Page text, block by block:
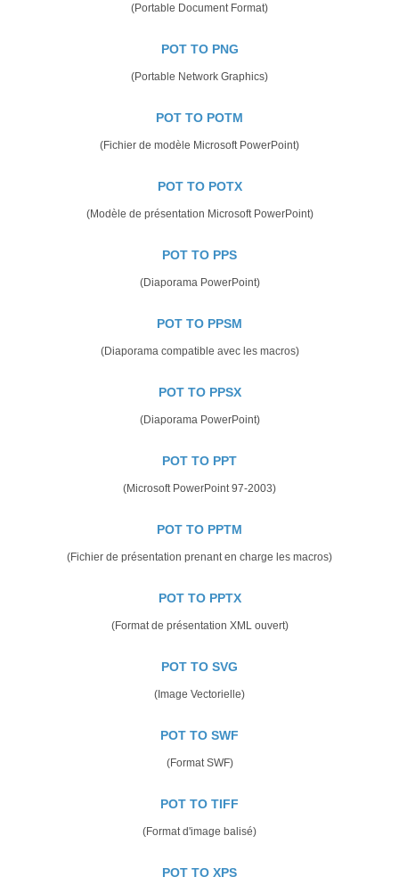
(Portable Document Format)
POT TO PNG
(Portable Network Graphics)
POT TO POTM
(Fichier de modèle Microsoft PowerPoint)
POT TO POTX
(Modèle de présentation Microsoft PowerPoint)
POT TO PPS
(Diaporama PowerPoint)
POT TO PPSM
(Diaporama compatible avec les macros)
POT TO PPSX
(Diaporama PowerPoint)
POT TO PPT
(Microsoft PowerPoint 97-2003)
POT TO PPTM
(Fichier de présentation prenant en charge les macros)
POT TO PPTX
(Format de présentation XML ouvert)
POT TO SVG
(Image Vectorielle)
POT TO SWF
(Format SWF)
POT TO TIFF
(Format d'image balisé)
POT TO XPS